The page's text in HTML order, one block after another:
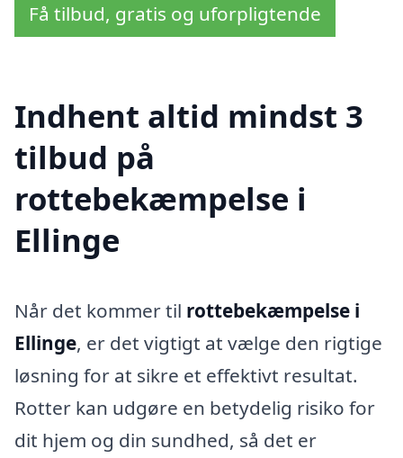
Få tilbud, gratis og uforpligtende
Indhent altid mindst 3
tilbud på
rottebekæmpelse i
Ellinge
Når det kommer til rottebekæmpelse i
Ellinge, er det vigtigt at vælge den rigtige
løsning for at sikre et effektivt resultat.
Rotter kan udgøre en betydelig risiko for
dit hjem og din sundhed, så det er